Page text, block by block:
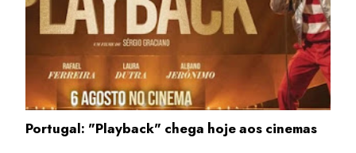
Portugal: "Playback" chega hoje aos cinemas